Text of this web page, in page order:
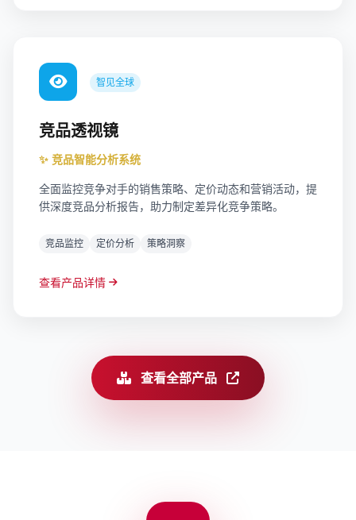
智见全球
竞品透视镜
✨ 竞品智能分析系统
全面监控竞争对手的销售策略、定价动态和营销活动，提
供深度竞品分析报告，助力制定差异化竞争策略。
竞品监控 定价分析 策略洞察
查看产品详情
查看全部产品